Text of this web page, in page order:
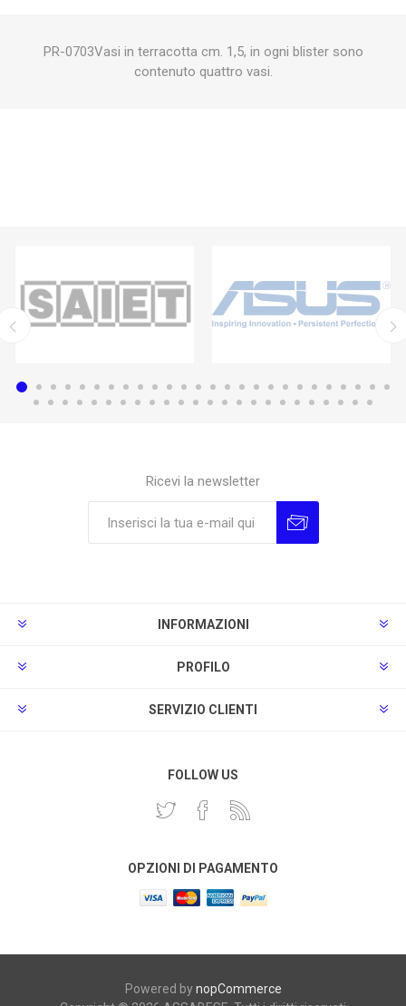
PR-0703Vasi in terracotta cm. 1,5, in ogni blister sono
contenuto quattro vasi.
Ricevi la newsletter
INFORMAZIONI
PROFILO
SERVIZIO CLIENTI
FOLLOW US
OPZIONI DI PAGAMENTO
Powered bynopCommerce